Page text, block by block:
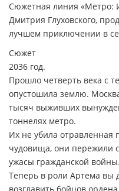
Сюжетная линия «Метро:
Дмитрия Глуховского,
лучшем приключении в
Сюжет
2036 год.
Прошло четверть века с
опустошила землю.
тысяч выживших
тоннелях метро.
Их не убила
чудовища, они пережили
ужасы гражданской войны.
Теперь в роли Артема вы